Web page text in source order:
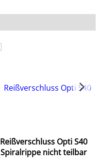
Reißverschluss Opti S40
Spiralrippe nicht teilbar